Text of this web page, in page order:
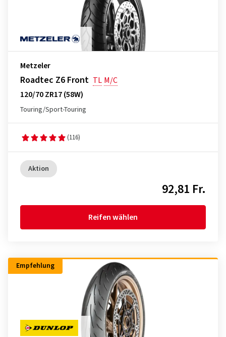
Metzeler
Roadtec Z6 Front TL M/C
120/70 ZR17 (58W)
Touring/Sport-Touring
(116)
Aktion
92,81 Fr.
Reifen wählen
Empfehlung